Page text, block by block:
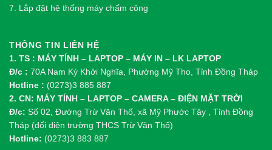
7. Lắp đặt hệ thống máy chấm công
THÔNG TIN LIÊN HỆ
1. TS : MÁY TÍNH – LAPTOP – MÁY IN – LK LAPTOP
Đ/c : 70A Nam Kỳ Khởi Nghĩa, Phường Mỹ Tho, Tỉnh Đồng Tháp
Hotline : (0273)3 885 887
2. CN: MÁY TÍNH – LAPTOP – CAMERA – ĐIỆN MẶT TRỜI
Đ/c: Số 02, Đường Trừ Văn Thố, xã Mỹ Phước Tây , Tỉnh Đồng
Tháp (đối diện trường THCS Trừ Văn Thố)
Hotline: (0273)3 883 887